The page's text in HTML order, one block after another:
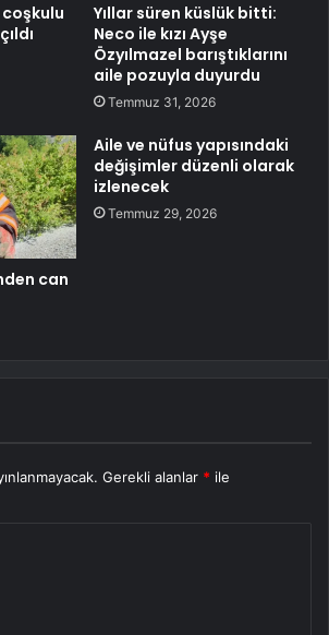
Yıllar süren küslük bitti:
Neco ile kızı Ayşe
Özyılmazel barıştıklarını
aile pozuyla duyurdu
Temmuz 31, 2026
can
Aile ve nüfus yapısındaki
değişimler düzenli olarak
izlenecek
Temmuz 29, 2026
Gerekli alanlar * ile